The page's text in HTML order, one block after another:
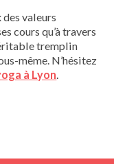
valeurs
cours qu’à travers
tremplin
même. N’hésitez
à Lyon.